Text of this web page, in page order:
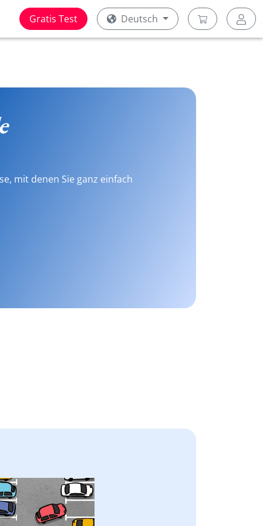
Gratis Test Deutsch
mit denen Sie ganz einfach